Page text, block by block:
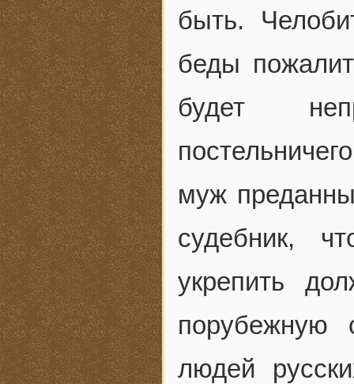
быть.
беды
будет
муж
судебник,
укрепить
порубежную
людей